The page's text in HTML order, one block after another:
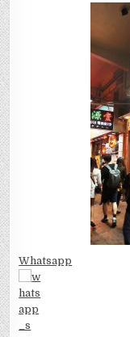
Whatsapp